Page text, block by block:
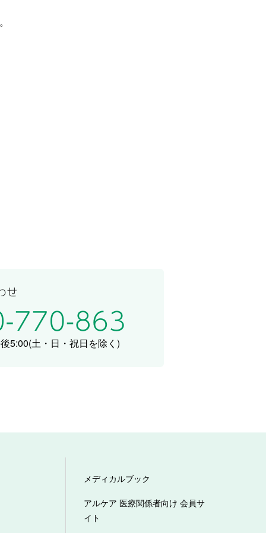
5:00(土・日・祝日を除く)
メディカルブック
アルケア 医療関係者向け 会員サ
イト